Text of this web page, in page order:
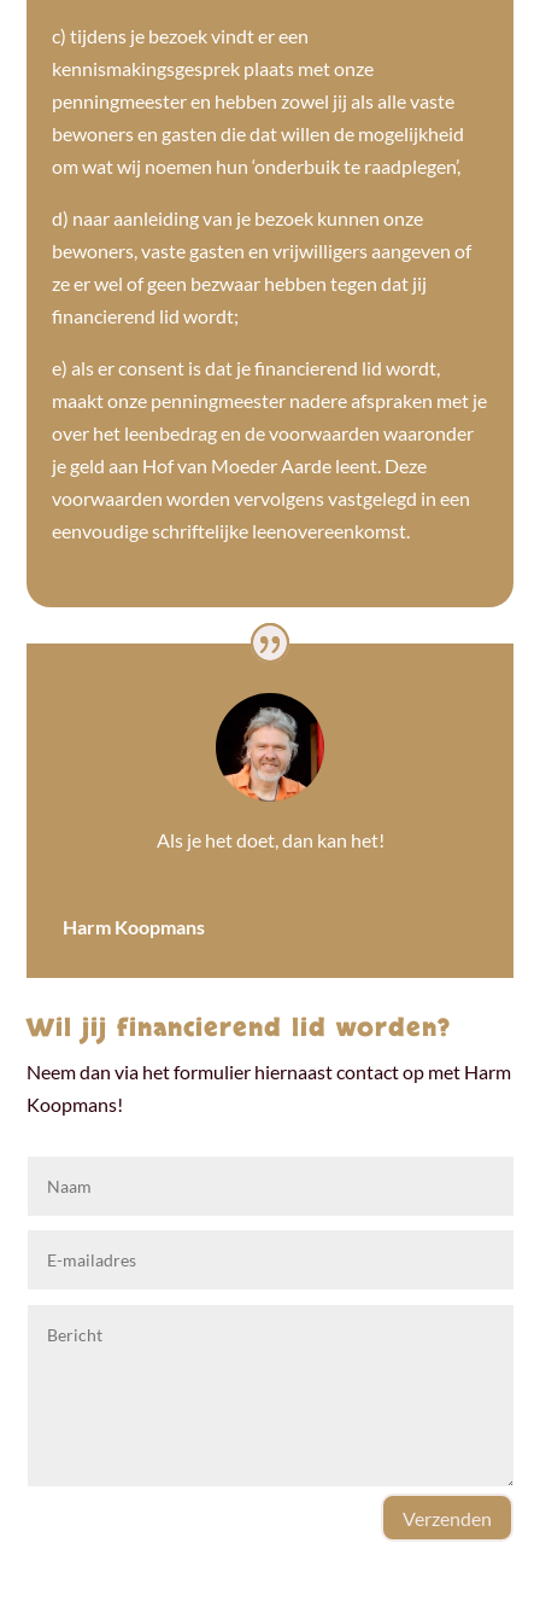
c) tijdens je bezoek vindt er een
kennismakingsgesprek plaats met onze
penningmeester en hebben zowel jij als alle vaste
bewoners en gasten die dat willen de mogelijkheid
om wat wij noemen hun ‘onderbuik te raadplegen’,
d) naar aanleiding van je bezoek kunnen onze
bewoners, vaste gasten en vrijwilligers aangeven of
ze er wel of geen bezwaar hebben tegen dat jij
financierend lid wordt;
e) als er consent is dat je financierend lid wordt,
maakt onze penningmeester nadere afspraken met je
over het leenbedrag en de voorwaarden waaronder
je geld aan Hof van Moeder Aarde leent. Deze
voorwaarden worden vervolgens vastgelegd in een
eenvoudige schriftelijke leenovereenkomst.
Als je het doet, dan kan het!
Harm Koopmans
Wil jij financierend lid worden?
Neem dan via het formulier hiernaast contact op met Harm
Koopmans!
Verzenden